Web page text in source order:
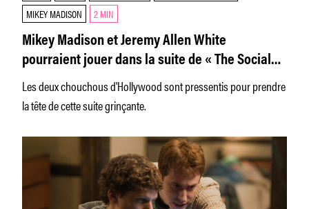
MIKEY MADISON
2 MIN
Mikey Madison et Jeremy Allen White
pourraient jouer dans la suite de « The Social
Network »
Les deux chouchous d'Hollywood sont pressentis pour prendre
la tête de cette suite grinçante.